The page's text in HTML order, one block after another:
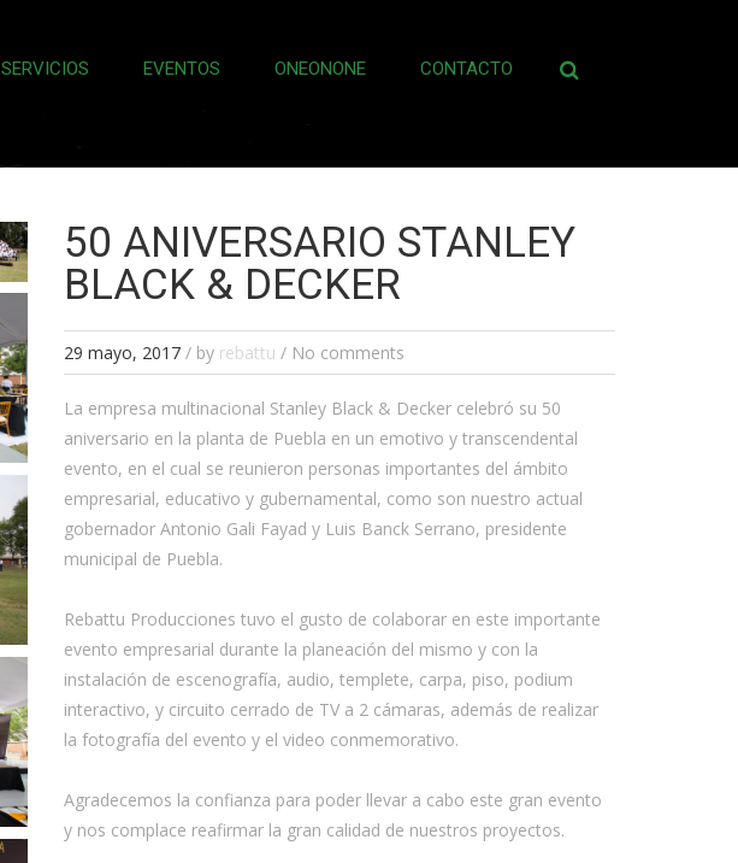
SERVICIOS EVENTOS ONEONONE CONTACTO
Buscar:
50 ANIVERSARIO STANLEY
BLACK & DECKER
29 mayo, 2017 / by rebattu / No comments
La empresa multinacional Stanley Black & Decker celebró su 50
aniversario en la planta de Puebla en un emotivo y transcendental
evento, en el cual se reunieron personas importantes del ámbito
empresarial, educativo y gubernamental, como son nuestro actual
gobernador Antonio Gali Fayad y Luis Banck Serrano, presidente
municipal de Puebla.
Rebattu Producciones tuvo el gusto de colaborar en este importante
evento empresarial durante la planeación del mismo y con la
instalación de escenografía, audio, templete, carpa, piso, podium
interactivo, y circuito cerrado de TV a 2 cámaras, además de realizar
la fotografía del evento y el video conmemorativo.
Agradecemos la confianza para poder llevar a cabo este gran evento
y nos complace reafirmar la gran calidad de nuestros proyectos.